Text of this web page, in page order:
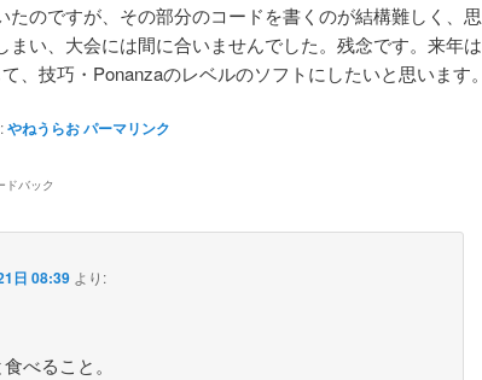
たのですが、その部分のコードを書くのが結構難しく、思
まい、大会には間に合いませんでした。残念です。来年は
、技巧・Ponanzaのレベルのソフトにしたいと思います。
やねうらおパーマリンク
ドバック
日 08:39 より:
べること。